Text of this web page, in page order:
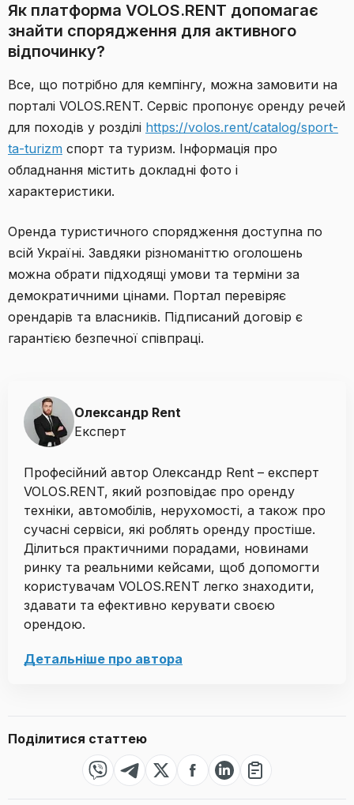
Як платформа VOLOS.RENT допомагає
знайти спорядження для активного
відпочинку?
Все, що потрібно для кемпінгу, можна замовити на
порталі VOLOS.RENT. Сервіс пропонує оренду речей
для походів у розділі https://volos.rent/catalog/sport-
ta-turizm спорт та туризм. Інформація про
обладнання містить докладні фото і
характеристики.
Оренда туристичного спорядження доступна по
всій Україні. Завдяки різноманіттю оголошень
можна обрати підходящі умови та терміни за
демократичними цінами. Портал перевіряє
орендарів та власників. Підписаний договір є
гарантією безпечної співпраці.
Oлександр Rent
Експерт
Професійний автор Олександр Rent – ​​експерт
VOLOS.RENT, який розповідає про оренду
техніки, автомобілів, нерухомості, а також про
сучасні сервіси, які роблять оренду простіше.
Ділиться практичними порадами, новинами
ринку та реальними кейсами, щоб допомогти
користувачам VOLOS.RENT легко знаходити,
здавати та ефективно керувати своєю
орендою.
Детальніше про автора
Поділитися статтею